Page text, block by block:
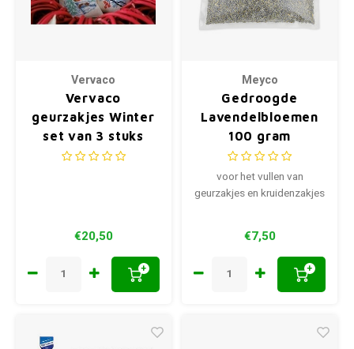
Vervaco
Vervaco
geurzakjes Winter
set van 3 stuks
0156823
€20,50
+
Meyco
Gedroogde
Lavendelbloemen
100 gram
voor het vullen van
geurzakjes en kruidenzakjes
€7,50
+